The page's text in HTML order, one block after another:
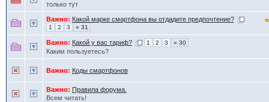
только тут
Важно: Какой марке смартфона вы отдадите предпочтение?
1 2 3 » 31
Важно: Какой у вас тариф? 1 2 3 » 30
Каким пользуетесь?
Важно: Коды смартфонов
Важно: Правила форума.
Всем читать!